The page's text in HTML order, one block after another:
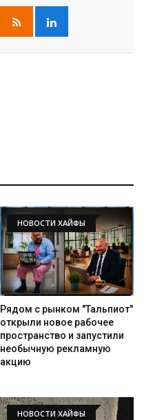
НОВОСТИ ХАЙФЫ
Рядом с рынком "Тальпиот"
открыли новое рабочее
пространство и запустили
необычную рекламную
акцию
НОВОСТИ ХАЙФЫ